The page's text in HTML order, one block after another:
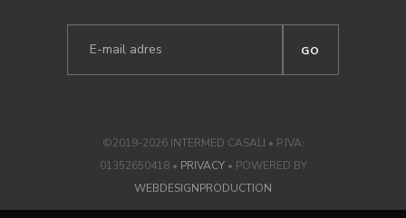
©2019-2026 INTERMED CASALI • P.IVA:
01352650418 • PRIVACY• POWERED BY
WEBDESIGNPRODUCTION